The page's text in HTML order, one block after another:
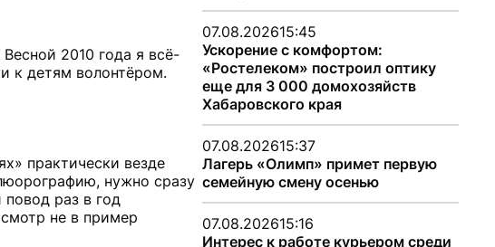
2010 года я всё-
к детям волонтёром.
практически везде
нужно сразу
раз в год
не в пример
07.08.202615:45
Ускорение с комфортом:
«Ростелеком» построил оптику
еще для 3 000 домохозяйств
Хабаровского края
07.08.202615:37
Лагерь «Олимп» примет первую
семейную смену осенью
07.08.202615:16
Интерес к работе курьером среди